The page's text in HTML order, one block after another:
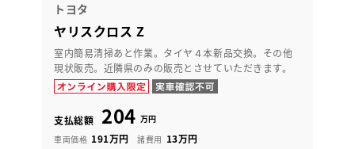
トヨタ
ヤリスクロス Z
室内簡易清掃あと作業。タイヤ４本新品交換。その他
現状販売。近隣県のみの販売とさせていただきます。
支払総額 204 万円
車両価格 191万円 諸費用 13万円